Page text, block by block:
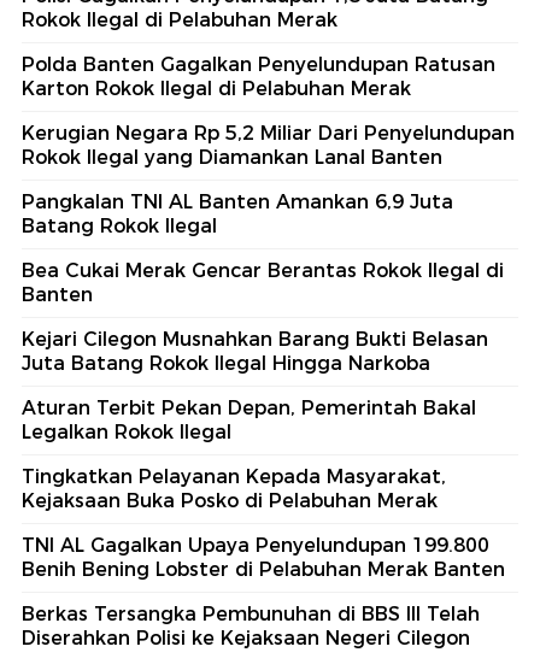
Rokok Ilegal di Pelabuhan Merak
Polda Banten Gagalkan Penyelundupan Ratusan
Karton Rokok Ilegal di Pelabuhan Merak
Kerugian Negara Rp 5,2 Miliar Dari Penyelundupan
Rokok Ilegal yang Diamankan Lanal Banten
Pangkalan TNI AL Banten Amankan 6,9 Juta
Batang Rokok Ilegal
Bea Cukai Merak Gencar Berantas Rokok Ilegal di
Banten
Kejari Cilegon Musnahkan Barang Bukti Belasan
Juta Batang Rokok Ilegal Hingga Narkoba
Aturan Terbit Pekan Depan, Pemerintah Bakal
Legalkan Rokok Ilegal
Tingkatkan Pelayanan Kepada Masyarakat,
Kejaksaan Buka Posko di Pelabuhan Merak
TNI AL Gagalkan Upaya Penyelundupan 199.800
Benih Bening Lobster di Pelabuhan Merak Banten
Berkas Tersangka Pembunuhan di BBS III Telah
Diserahkan Polisi ke Kejaksaan Negeri Cilegon